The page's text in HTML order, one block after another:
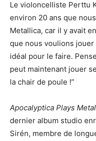
Le violoncelliste Perttu
environ 20 ans que
Metallica, car il y avait
que nous voulions
idéal pour le faire.
peut maintenant jouer
la chair de poule !”
Apocalyptica Plays
dernier album studio
Sirén, membre de